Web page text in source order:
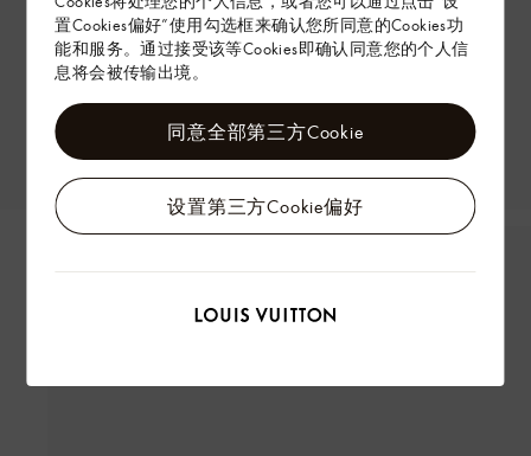
置Cookies偏好”使用勾选框来确认您所同意的Cookies功
能和服务。通过接受该等Cookies即确认同意您的个人信
息将会被传输出境。
设置第三方Cookie偏好
同意全部第三方Cookie